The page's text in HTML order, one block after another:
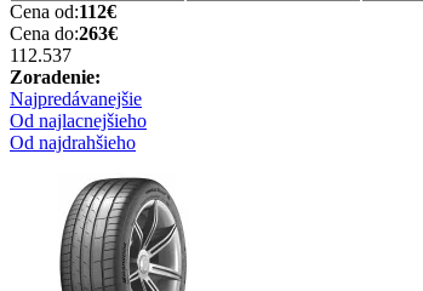
Cena od:112€
Cena do:263€
112.537
Zoradenie:
Najpredávanejšie
Od najlacnejšieho
Od najdrahšieho